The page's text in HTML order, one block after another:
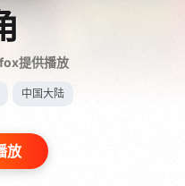
提供播放
中国大陆
放